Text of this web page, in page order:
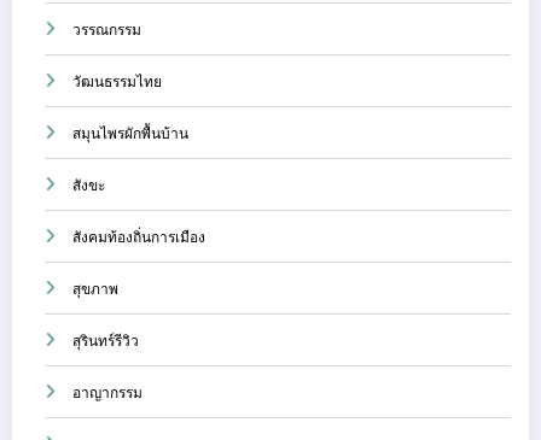
วรรณกรรม
วัฒนธรรมไทย
สมุนไพรผักพื้นบ้าน
สังขะ
สังคมท้องถิ่นการเมือง
สุขภาพ
สุรินทร์รีวิว
อาญากรรม